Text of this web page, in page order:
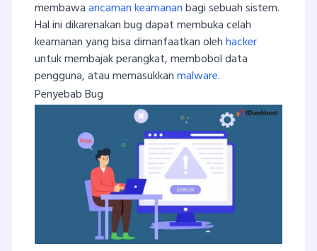
membawaancaman keamananbagi sebuah sistem.
Hal ini dikarenakan bug dapat membuka celah
keamanan yang bisa dimanfaatkan olehhacker
untuk membajak perangkat, membobol data
pengguna, atau memasukkanmalware.
Penyebab Bug